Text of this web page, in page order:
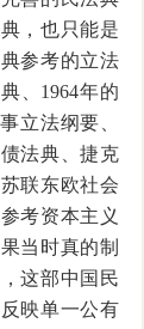
，也只能是
参考的立法
、1964年的
立法纲要、
法典、捷克
联东欧社会
考资本主义
当时真的制
这部中国民
映单一公有